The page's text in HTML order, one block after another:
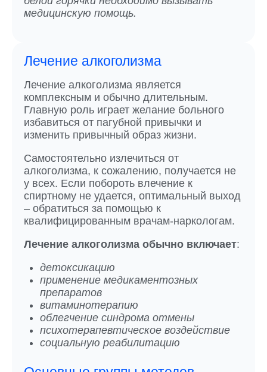
медицинскую помощь.
Лечение алкоголизма
Лечение алкоголизма является
комплексным и обычно длительным.
Главную роль играет желание больного
избавиться от пагубной привычки и
изменить привычный образ жизни.
Самостоятельно излечиться от
алкоголизма, к сожалению, получается не
у всех. Если побороть влечение к
спиртному не удается, оптимальный выход
– обратиться за помощью к
квалифицированным врачам-наркологам.
Лечение алкоголизма обычно включает:
детоксикацию
применение медикаментозных
препаратов
витаминотерапию
облегчение синдрома отмены
психотерапевтическое воздействие
социальную реабилитацию